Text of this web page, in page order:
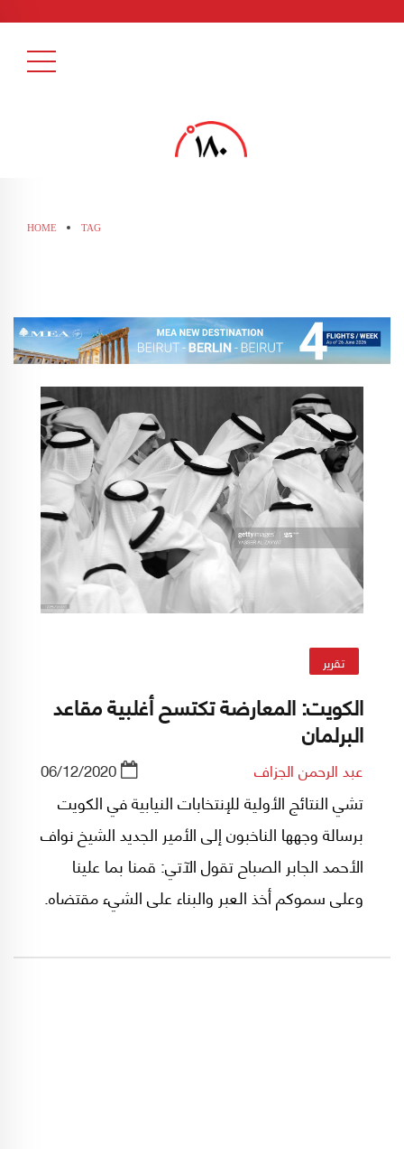
HOME TAG
تقرير
الكويت: المعارضة تكتسح أغلبية مقاعد
البرلمان
عبد الرحمن الجزاف 06/12/2020
تشي النتائج الأولية للإنتخابات النيابية في الكويت
برسالة وجهها الناخبون إلى الأمير الجديد الشيخ نواف
الأحمد الجابر الصباح تقول الآتي: قمنا بما علينا
وعلى سموكم أخذ العبر والبناء على الشيء مقتضاه.